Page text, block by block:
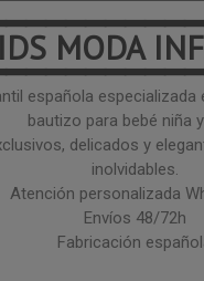
MODA
española especializada
bautizo para bebé niña
delicados y
inolvidables.
Atención personalizada
Envíos 48/72h
Fabricación